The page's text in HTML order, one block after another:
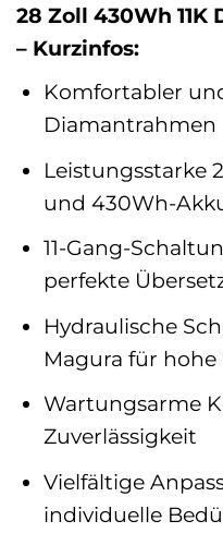
28 Zoll 430Wh
– Kurzinfos:
Komfortabler
Diamantrahmen
Leistungsstarke
und 430Wh-
11-Gang-
perfekte
Hydraulische
Magura für
Wartungsarme
Zuverlässigkeit
Vielfältige
individuelle